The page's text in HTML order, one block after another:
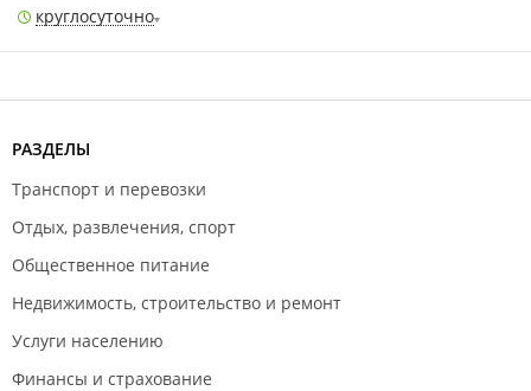
круглосуточно
РАЗДЕЛЫ
Транспорт и перевозки
Отдых, развлечения, спорт
Общественное питание
Недвижимость, строительство и ремонт
Услуги населению
Финансы и страхование